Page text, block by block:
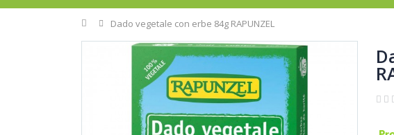
Home
Dado vegetale con erbe 84g RAPUNZEL